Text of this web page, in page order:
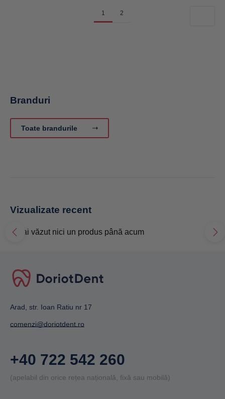
1 2
Branduri
Toate brandurile
Vizualizate recent
Nu ai văzut nici un produs până acum
Arad, str. Ioan Ratiu nr 17
comenzi@doriotdent.ro
+40 722 542 260
(apelabil din orice rețea națională, fixă sau mobilă)